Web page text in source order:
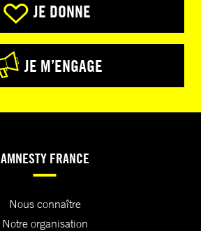
JE DONNE
JE M’ENGAGE
AMNESTY FRANCE
Nous connaître
Notre organisation